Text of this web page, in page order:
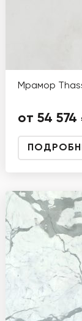
Мрамор
от 54 574